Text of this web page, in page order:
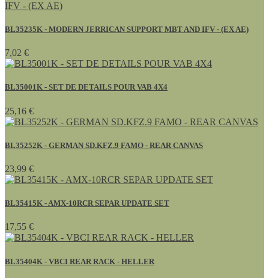
BL35235K - MODERN JERRICAN SUPPORT MBT AND IFV - (EX AE)
7,02 €
BL35001K - SET DE DETAILS POUR VAB 4X4
25,16 €
BL35252K - GERMAN SD.KFZ.9 FAMO - REAR CANVAS
23,99 €
BL35415K - AMX-10RCR SEPAR UPDATE SET
17,55 €
BL35404K - VBCI REAR RACK - HELLER